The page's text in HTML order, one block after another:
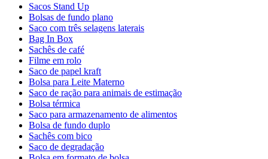
Sacos Stand Up
Bolsas de fundo plano
Saco com três selagens laterais
Bag In Box
Sachês de café
Filme em rolo
Saco de papel kraft
Bolsa para Leite Materno
Saco de ração para animais de estimação
Bolsa térmica
Saco para armazenamento de alimentos
Bolsa de fundo duplo
Sachês com bico
Saco de degradação